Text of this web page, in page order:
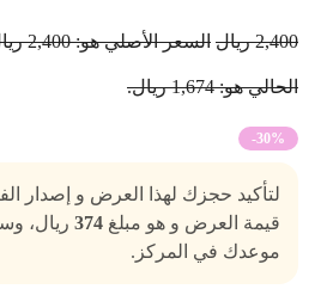
ريال السعر الأصلي هو: 2,400 ريال.
هو: 1,674 ريال.
-30%
لتأكيد حجزك لهذا العرض و إصدار
قيمة العرض و هو مبلغ374 ريال، وسيتم
موعدك في المركز.